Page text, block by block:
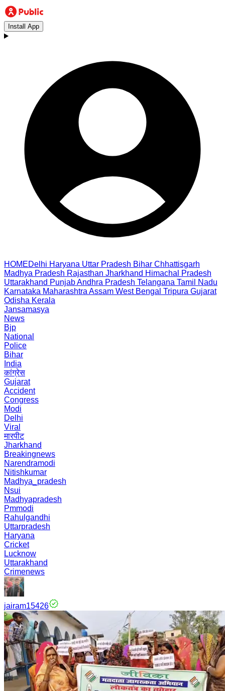
Install App
HOMEDelhi Haryana Uttar Pradesh Bihar Chhattisgarh
Madhya Pradesh Rajasthan Jharkhand Himachal Pradesh
Uttarakhand PunjabAndhra Pradesh Telangana Tamil Nadu
Karnataka Maharashtra Assam West Bengal Tripura Gujarat
Odisha Kerala
Jansamasya
News
Bjp
National
Police
Bihar
India
कांग्रेस
Gujarat
Accident
Congress
Modi
Delhi
Viral
मारपीट
Jharkhand
Breakingnews
Narendramodi
Nitishkumar
Madhya_pradesh
Nsui
Madhyapradesh
Pmmodi
Rahulgandhi
Uttarpradesh
Haryana
Cricket
Lucknow
Uttarakhand
Crimenews
jairam15426